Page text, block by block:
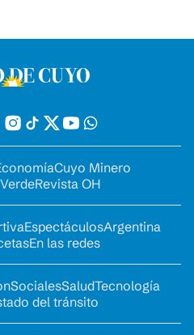
Cuyo Minero
Revista OH
EspectáculosArgentina
En las redes
SocialesSaludTecnología
del tránsito